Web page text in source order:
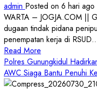
admin Posted on 6 hari ago
WARTA – JOGJA.COM ||
dugaan tindak pidana
penempatan kerja di
Read More
more
about
Dugaan
Polres Gunungkidul
AWC Siaga Bantu Penuhi